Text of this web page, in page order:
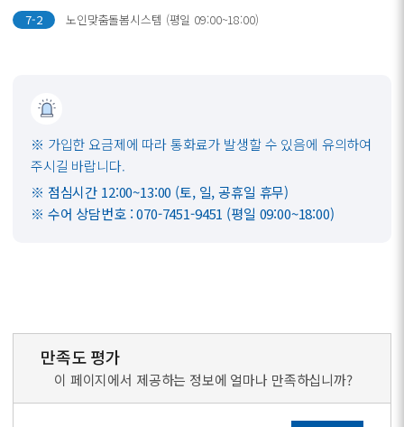
7-2
노인맞춤돌봄시스템 (평일 09:00~18:00)
※ 가입한 요금제에 따라 통화료가 발생할 수 있음에 유의하여
주시길 바랍니다.
※ 점심시간 12:00~13:00 (토, 일, 공휴일 휴무)
※ 수어 상담번호 : 070-7451-9451 (평일 09:00~18:00)
만족도 평가
이 페이지에서 제공하는 정보에 얼마나 만족하십니까?